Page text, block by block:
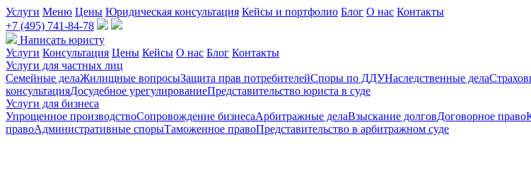
Услуги Меню Цены Юридическая консультация Кейсы и портфолио Блог О нас Контакты
+7 (495) 741-84-78
Написать юристу
Услуги Консультация Цены Кейсы О нас Блог Контакты
Услуги для частных лиц
Семейные делаЖилищные вопросыЗащита прав потребителейСпоры по ДДУНаследственные дела
консультацияДосудебное урегулированиеПредставительство юриста в суде
Услуги для бизнеса
Упрощенное производствоСопровождение бизнесаАрбитражные делаВзыскание долговДоговорное право
правоАдминистративные спорыТаможенное правоПредставительство в арбитражном суде